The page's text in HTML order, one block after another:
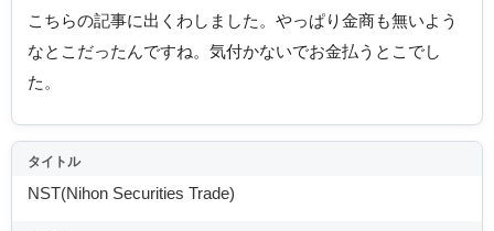
こちらの記事に出くわしました。やっぱり金商も無いよう
なとこだったんですね。気付かないでお金払うとこでし
た。
タイトル
NST(Nihon Securities Trade)